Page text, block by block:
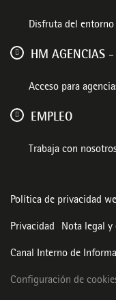
Disfruta del entorno
HM AGENCIAS -
Acceso para
EMPLEO
Trabaja con
Política de privacidad
Privacidad Nota legal y
Canal Interno de
Configuración de